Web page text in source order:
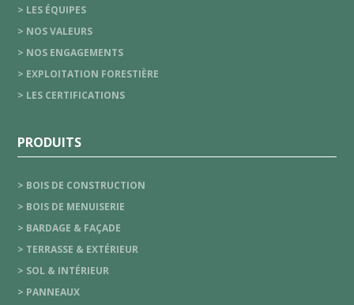
> LES ÉQUIPES
> NOS VALEURS
> NOS ENGAGEMENTS
> EXPLOITATION FORESTIÈRE
> LES CERTIFICATIONS
PRODUITS
> BOIS DE CONSTRUCTION
> BOIS DE MENUISERIE
> BARDAGE & FAÇADE
> TERRASSE & EXTÉRIEUR
> SOL & INTÉRIEUR
> PANNEAUX